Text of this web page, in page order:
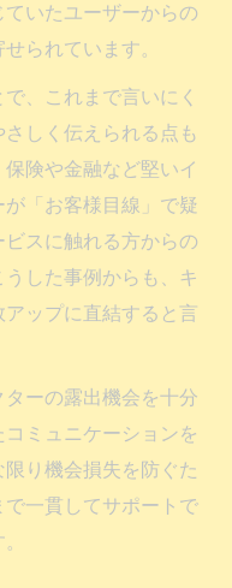
いたユーザーからの
られています。
、これまで言いにく
しく伝えられる点も
険や金融など堅いイ
「お客様目線」で疑
スに触れる方からの
した事例からも、キ
ップに直結すると言
ーの露出機会を十分
ミュニケーションを
り機会損失を防ぐた
一貫してサポートで